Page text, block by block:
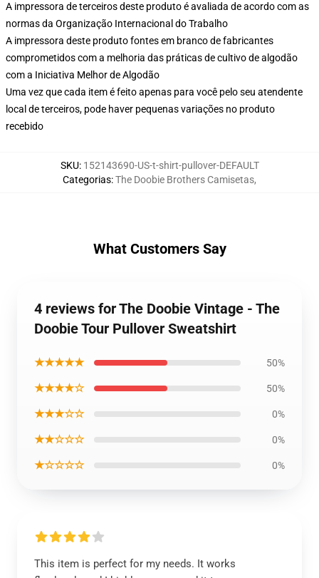
A impressora de terceiros deste produto é avaliada de acordo com as
normas da Organização Internacional do Trabalho
A impressora deste produto fontes em branco de fabricantes
comprometidos com a melhoria das práticas de cultivo de algodão
com a Iniciativa Melhor de Algodão
Uma vez que cada item é feito apenas para você pelo seu atendente
local de terceiros, pode haver pequenas variações no produto
recebido
SKU: 152143690-US-t-shirt-pullover-DEFAULT
Categorias:The Doobie Brothers Camisetas,
What Customers Say
4 reviews for The Doobie Vintage - The
Doobie Tour Pullover Sweatshirt
★★★★★ 50%
★★★★☆ 50%
★★★☆☆ 0%
★★☆☆☆ 0%
★☆☆☆☆ 0%
This item is perfect for my needs. It works